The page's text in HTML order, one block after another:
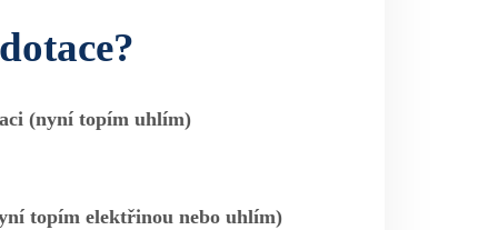
(nyní topím uhlím)
topím elektřinou nebo uhlím)